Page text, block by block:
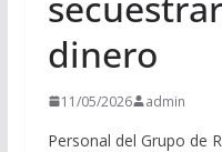
dinero
11/05/2026 admin
Personal del Grupo de